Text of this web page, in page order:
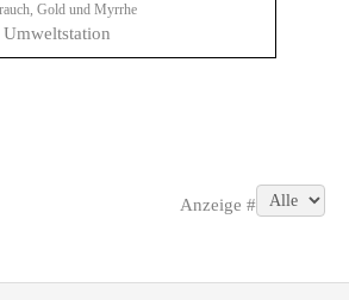
Gold und Myrrhe
Anzeige #